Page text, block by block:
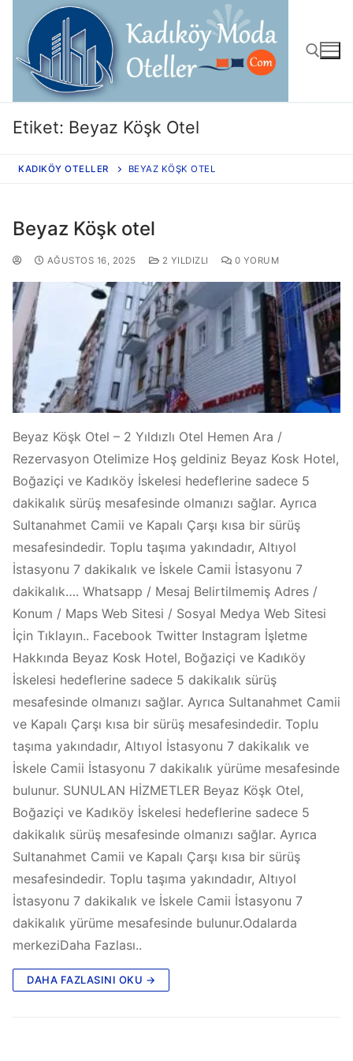
Etiket: Beyaz Köşk Otel
KADIKÖY OTELLER BEYAZ KÖŞK OTEL
Beyaz Köşk otel
AĞUSTOS 16, 2025 2 YILDIZLI 0 YORUM
Beyaz Köşk Otel – 2 Yıldızlı Otel Hemen Ara /
Rezervasyon Otelimize Hoş geldiniz Beyaz Kosk Hotel,
Boğaziçi ve Kadıköy İskelesi hedeflerine sadece 5
dakikalık sürüş mesafesinde olmanızı sağlar. Ayrıca
Sultanahmet Camii ve Kapalı Çarşı kısa bir sürüş
mesafesindedir. Toplu taşıma yakındadır, Altıyol
İstasyonu 7 dakikalık ve İskele Camii İstasyonu 7
dakikalık…. Whatsapp / Mesaj Belirtilmemiş Adres /
Konum / Maps Web Sitesi / Sosyal Medya Web Sitesi
İçin Tıklayın.. Facebook Twitter Instagram İşletme
Hakkında Beyaz Kosk Hotel, Boğaziçi ve Kadıköy
İskelesi hedeflerine sadece 5 dakikalık sürüş
mesafesinde olmanızı sağlar. Ayrıca Sultanahmet Camii
ve Kapalı Çarşı kısa bir sürüş mesafesindedir. Toplu
taşıma yakındadır, Altıyol İstasyonu 7 dakikalık ve
İskele Camii İstasyonu 7 dakikalık yürüme mesafesinde
bulunur. SUNULAN HİZMETLER Beyaz Köşk Otel,
Boğaziçi ve Kadıköy İskelesi hedeflerine sadece 5
dakikalık sürüş mesafesinde olmanızı sağlar. Ayrıca
Sultanahmet Camii ve Kapalı Çarşı kısa bir sürüş
mesafesindedir. Toplu taşıma yakındadır, Altıyol
İstasyonu 7 dakikalık ve İskele Camii İstasyonu 7
dakikalık yürüme mesafesinde bulunur.Odalarda
merkeziDaha Fazlası..
DAHA FAZLASINI OKU →